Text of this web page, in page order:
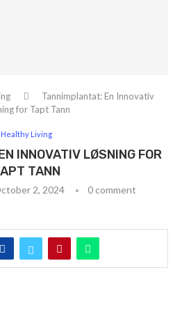
Tannimplantat: En Innovativ
for Tapt Tann
Healthy Living
INNOVATIV LØSNING FOR
TANN
2, 2024 0 comment